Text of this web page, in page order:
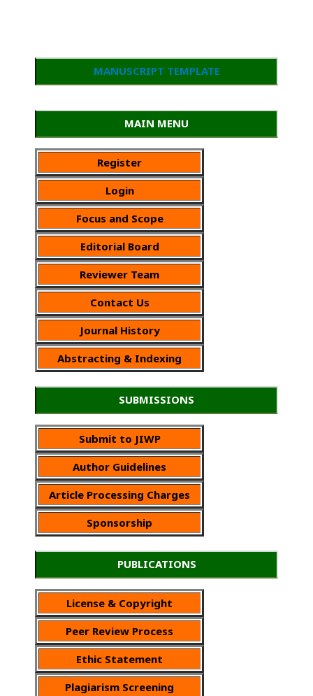
MANUSCRIPT TEMPLATE
MAIN MENU
Register
Login
Focus and Scope
Editorial Board
Reviewer Team
Contact Us
Journal History
Abstracting & Indexing
SUBMISSIONS
Submit to JIWP
Author Guidelines
Article Processing Charges
Sponsorship
PUBLICATIONS
License & Copyright
Peer Review Process
Ethic Statement
Plagiarism Screening